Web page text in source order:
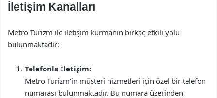
İletişim Kanalları
Metro Turizm ile iletişim kurmanın birkaç etkili yolu
bulunmaktadır:
Telefonla İletişim:
Metro Turizm’in müşteri hizmetleri için özel bir telefon
numarası bulunmaktadır. Bu numara üzerinden